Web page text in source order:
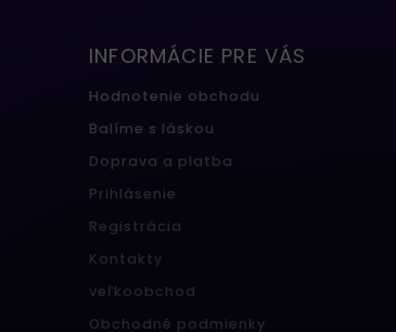
INFORMÁCIE PRE VÁS
Hodnotenie obchodu
Balíme s láskou
Doprava a platba
Prihlásenie
Registrácia
Kontakty
veľkoobchod
Obchodné podmienky